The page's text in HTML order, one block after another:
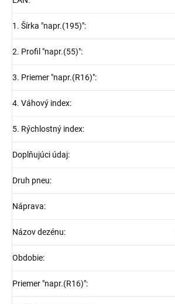
1. Šírka "napr.(195)":
2. Profil "napr.(55)":
3. Priemer "napr.(R16)":
4. Váhový index:
5. Rýchlostný index:
Doplňujúci údaj:
Druh pneu:
Náprava:
Názov dezénu:
Obdobie:
Priemer "napr.(R16)":